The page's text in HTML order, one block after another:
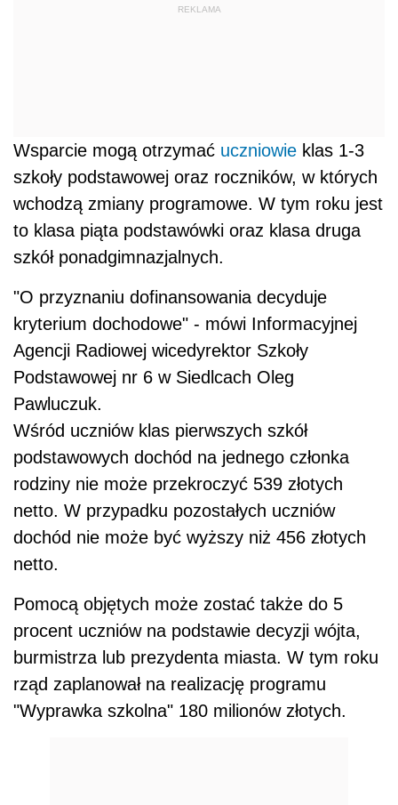
REKLAMA
Wsparcie mogą otrzymać uczniowie klas 1-3
szkoły podstawowej oraz roczników, w których
wchodzą zmiany programowe. W tym roku jest
to klasa piąta podstawówki oraz klasa druga
szkół ponadgimnazjalnych.
"O przyznaniu dofinansowania decyduje
kryterium dochodowe" - mówi Informacyjnej
Agencji Radiowej wicedyrektor Szkoły
Podstawowej nr 6 w Siedlcach Oleg
Pawluczuk.
Wśród uczniów klas pierwszych szkół
podstawowych dochód na jednego członka
rodziny nie może przekroczyć 539 złotych
netto. W przypadku pozostałych uczniów
dochód nie może być wyższy niż 456 złotych
netto.
Pomocą objętych może zostać także do 5
procent uczniów na podstawie decyzji wójta,
burmistrza lub prezydenta miasta. W tym roku
rząd zaplanował na realizację programu
"Wyprawka szkolna" 180 milionów złotych.